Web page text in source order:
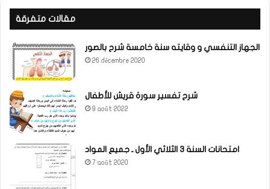
مقالات متفرقة
الجهاز التنفسي و وقايته سنة خامسة شرح بالصور
26 décembre 2020
شرح تفسير سورة قريش للأطفال
9 août 2022
امتحانات السنة 3 الثلاثي الأول ـ جميع المواد
7 août 2020